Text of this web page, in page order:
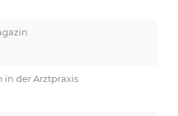
in der Arztpraxis